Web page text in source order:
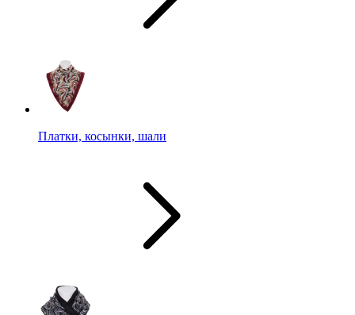
Платки, косынки, шали